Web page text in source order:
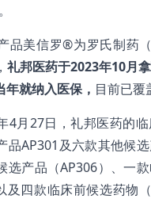
品美信罗®为罗氏制药
礼邦医药于2023年10月
就纳入医保， 目前已覆
4月27日，礼邦医药的
品AP301及六款其他候
选产品（AP306）、一
及四款临床前候选药物